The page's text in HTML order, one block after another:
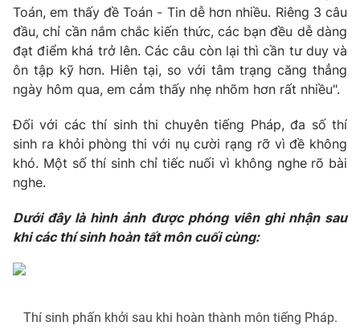
Video Shorts video
VTV Money VTV Thể thao
VTV Sức khoẻ Bất động sản
Thị trường 24h
VTV4 Vươn mình bằng AI
VTV9
Liên hệ tòa soạn English
Toán, em thấy đề Toán - Tin dễ hơn nhiều. Riêng 3 câu
đầu, chỉ cần nắm chắc kiến thức, các bạn đều dễ dàng
đạt điểm khá trở lên. Các câu còn lại thì cần tư duy và
ôn tập kỹ hơn. Hiên tại, so với tâm trạng căng thẳng
ngày hôm qua, em cảm thấy nhẹ nhõm hơn rất nhiều".
Đối với các thí sinh thi chuyên tiếng Pháp, đa số thí
sinh ra khỏi phòng thi với nụ cười rạng rỡ vì đề không
khó. Một số thí sinh chỉ tiếc nuối vì không nghe rõ bài
nghe.
Dưới đây là hình ảnh được phóng viên ghi nhận sau
khi các thí sinh hoàn tất môn cuối cùng:
Thí sinh phấn khởi sau khi hoàn thành môn tiếng Pháp.